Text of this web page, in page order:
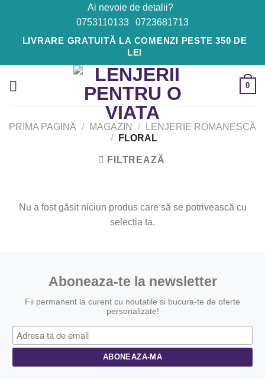
content
Ai nevoie de detalii?
0753110133
0723681713
LIVRARE GRATUITĂ LA COMENZI PESTE 350 DE
LEI
0
PRIMA PAGINĂ / MAGAZIN /
LENJERIE ROMANESCĂ
/
FLORAL
FILTREAZĂ
Nu a fost găsit niciun produs care să se potrivească cu
selecția ta.
Aboneaza-te la newsletter
Fii permanent la curent cu noutatile si bucura-te de oferte
personalizate!